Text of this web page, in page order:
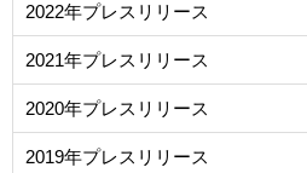
2022年プレスリリース
2021年プレスリリース
2020年プレスリリース
2019年プレスリリース